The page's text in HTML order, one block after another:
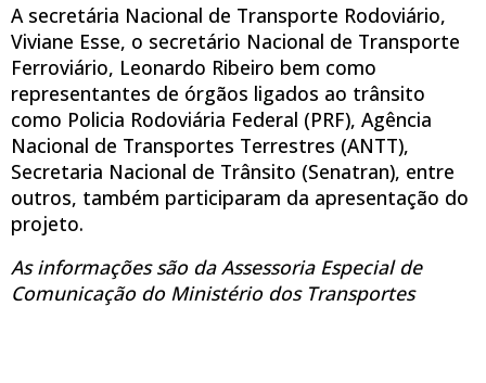
A secretária Nacional de Transporte Rodoviário,
Viviane Esse, o secretário Nacional de Transporte
Ferroviário, Leonardo Ribeiro bem como
representantes de órgãos ligados ao trânsito
como Policia Rodoviária Federal (PRF), Agência
Nacional de Transportes Terrestres (ANTT),
Secretaria Nacional de Trânsito (Senatran), entre
outros, também participaram da apresentação do
projeto.
As informações são da Assessoria Especial de
Comunicação do Ministério dos Transportes